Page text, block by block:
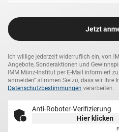
Jetzt
Ich willige jederzeit widerruflich ein, von
Angebote, Sonderaktionen und
IMM Münz-Institut per E-Mail informiert
anmelden“ stimmen Sie zu, dass wir Ihre
Datenschutzbestimmungen verarbeiten.
Anti-Roboter-Verifizierung
Hier klicken